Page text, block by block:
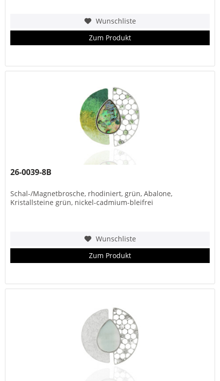
Wunschliste
Zum Produkt
26-0039-8B
Schal-/Magnetbrosche, rhodiniert, grün, Abalone,
Kristallsteine grün, nickel-cadmium-bleifrei
Wunschliste
Zum Produkt